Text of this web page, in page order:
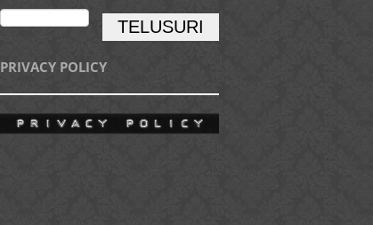
PRIVACY POLICY